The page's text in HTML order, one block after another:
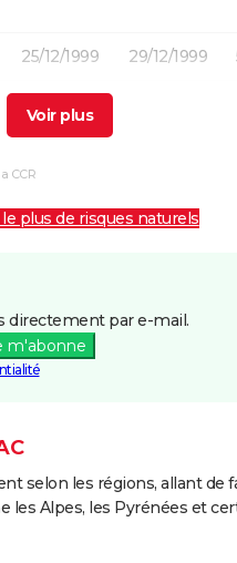
25/12/1999 29/12/1999
25/12/1999
06/11/1982
CCR
plus de risques naturels
directement par e-mail.
m'abonne
selon les régions, allant de
les Alpes, les Pyrénées et